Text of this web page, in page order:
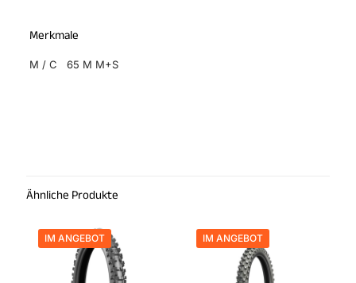
Merkmale
M / C 65 M M+S
Ähnliche Produkte
IM ANGEBOT IM ANGEBOT